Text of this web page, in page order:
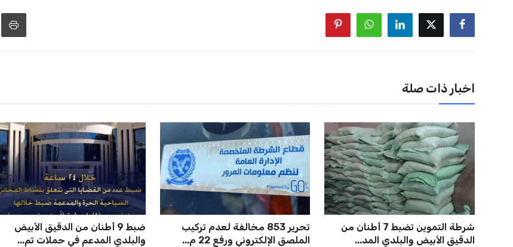
اخبار ذات صلة
شرطة التموين تضبط 7 أطنان من
الدقيق الأبيض والبلدي المد...
تحرير 853 مخالفة لعدم تركيب
الملصق الإلكتروني ورفع 22 م...
ضبط 9 أطنان من الدقيق الأبيض
والبلدي المدعم في حملات تم...